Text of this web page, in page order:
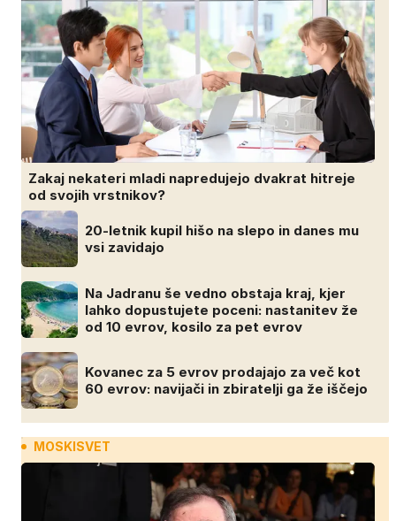
Zakaj nekateri mladi napredujejo dvakrat hitreje
od svojih vrstnikov?
20-letnik kupil hišo na slepo in danes mu
vsi zavidajo
Na Jadranu še vedno obstaja kraj, kjer
lahko dopustujete poceni: nastanitev že
od 10 evrov, kosilo za pet evrov
Kovanec za 5 evrov prodajajo za več kot
60 evrov: navijači in zbiratelji ga že iščejo
MOSKISVET